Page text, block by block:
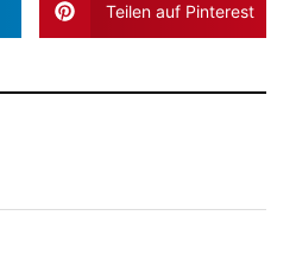
Teilen auf Pinterest